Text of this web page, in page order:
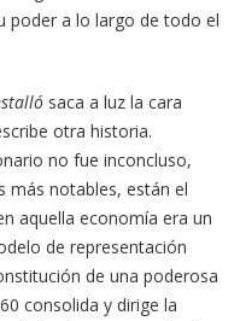
poder a lo largo de todo el
saca a luz la cara
otra historia.
no fue inconcluso,
más notables, están el
aquella economía era un
de representación
de una poderosa
consolida y dirige la